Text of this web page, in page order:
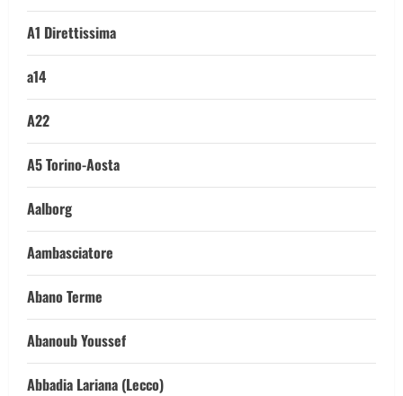
A1 Direttissima
a14
A22
A5 Torino-Aosta
Aalborg
Aambasciatore
Abano Terme
Abanoub Youssef
Abbadia Lariana (Lecco)